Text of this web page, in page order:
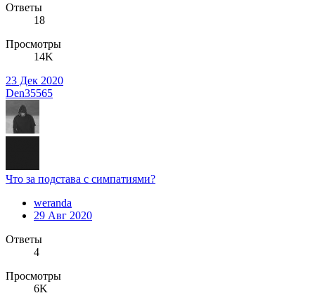
Ответы
18
Просмотры
14K
23 Дек 2020
Den35565
Что за подстава с симпатиями?
weranda
29 Авг 2020
Ответы
4
Просмотры
6K